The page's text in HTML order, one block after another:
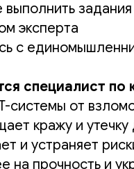
выполнить
эксперта
с
специалист по
системы от
кражу и утечку
и устраняет
на прочность и